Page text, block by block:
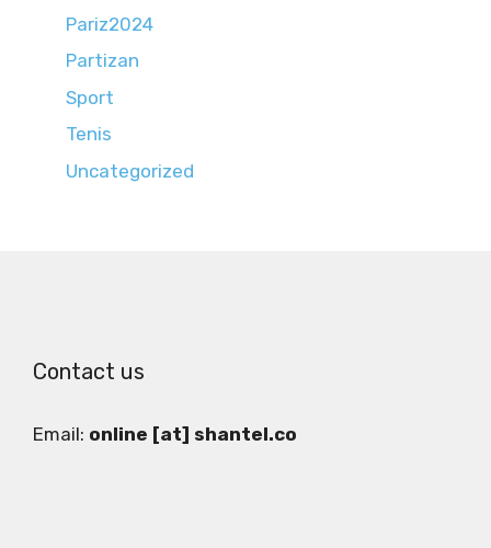
Pariz2024
Partizan
Sport
Tenis
Uncategorized
Contact us
Email: online [at] shantel.co